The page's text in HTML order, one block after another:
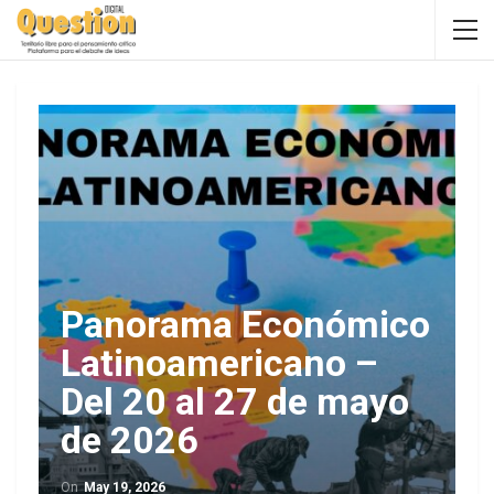
Panorama Económico
Latinoamericano –
Del 20 al 27 de mayo
de 2026
OnMay 19, 2026